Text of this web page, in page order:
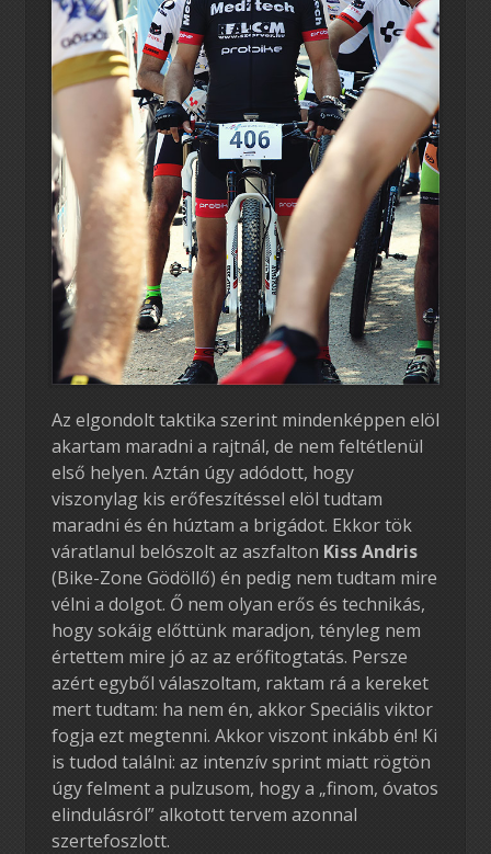
Az elgondolt taktika szerint mindenképpen elöl
akartam maradni a rajtnál, de nem feltétlenül
első helyen. Aztán úgy adódott, hogy
viszonylag kis erőfeszítéssel elöl tudtam
maradni és én húztam a brigádot. Ekkor tök
váratlanul belószolt az aszfalton Kiss Andris
(Bike-Zone Gödöllő) én pedig nem tudtam mire
vélni a dolgot. Ő nem olyan erős és technikás,
hogy sokáig előttünk maradjon, tényleg nem
értettem mire jó az az erőfitogtatás. Persze
azért egyből válaszoltam, raktam rá a kereket
mert tudtam: ha nem én, akkor Speciális viktor
fogja ezt megtenni. Akkor viszont inkább én! Ki
is tudod találni: az intenzív sprint miatt rögtön
úgy felment a pulzusom, hogy a „finom, óvatos
elindulásról” alkotott tervem azonnal
szertefoszlott.